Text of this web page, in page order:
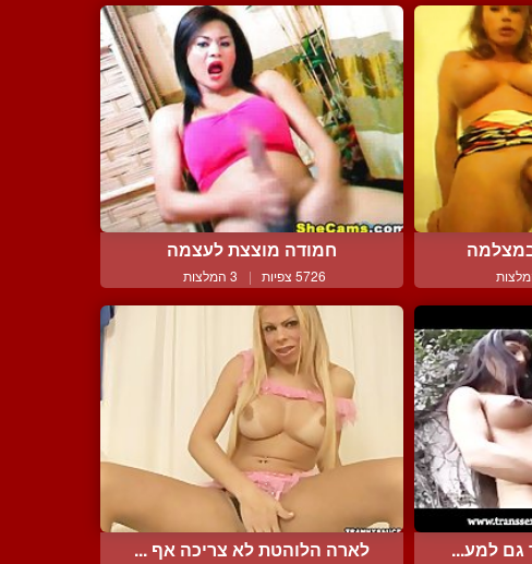
חמודה מוצצת לעצמה
5726 צפיות | 3 המלצות
גם למע... לארה הלוהטת לא צריכה אף ...